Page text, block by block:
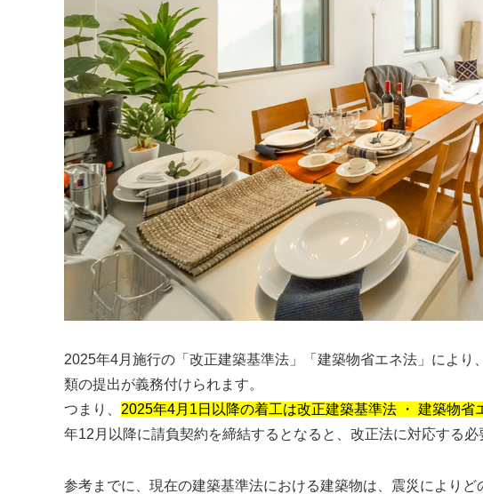
2025年4月施行の 改正建築基準法 建築物省エネ法
により
類の提出が義務付けられます。
つまり、 2025年4月1日以降の着工は改正建築基準法 ・ 建築物省
年12月以降に請負契約を締結するとなると、改正法に対応する必
参考までに、現在の建築基準法における建築物は、震災によりど